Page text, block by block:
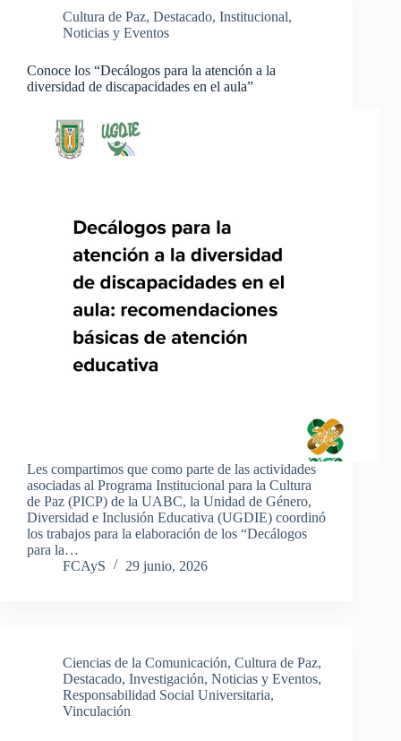
Cultura de Paz, Destacado, Institucional,
Noticias y Eventos
Conoce los “Decálogos para la atención a la
diversidad de discapacidades en el aula”
Les compartimos que como parte de las actividades
asociadas al Programa Institucional para la Cultura
de Paz (PICP) de la UABC, la Unidad de Género,
Diversidad e Inclusión Educativa (UGDIE) coordinó
los trabajos para la elaboración de los “Decálogos
para la…
FCAyS
29 junio, 2026
Ciencias de la Comunicación, Cultura de Paz,
Destacado, Investigación, Noticias y Eventos,
Responsabilidad Social Universitaria,
Vinculación